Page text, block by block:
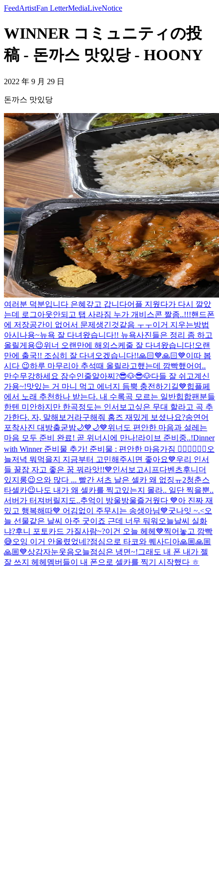
FeedArtistFan LetterMediaLiveNotice
WINNER コミュニティの投
稿 - 돈까스 맛있당 - HOONY
2022 年 9 月 29 日
돈까스 맛있당
여러분 덕분입니다 은혜갚고 갑니다어플 지웠다가 다시 깔았
는데 로그아웃안되고 탭 사라짐 누가 개비스콘 짤좀..!!!핸드폰
에 저장공간이 없어서 문제생긴것같음 ㅜㅜ이거 지우는방법
아시나용~뉴욕 잘 다녀왔습니다!! 뉴욕사진들은 정리 좀 하고
올릴게용😉위너 오랜만에 해외스케줄 잘 다녀왔습니다!오랜
만에 출국!! 조심히 잘 다녀오겠습니다!!🙏🏻💙🙏🏻💙이따 봅
시다 😉하루 마무리 아 추석때 올릴라고했는데 깜빡했어여..
만수무강하세요 잠수인줄알아찌?😎🐶😎🐶다들 잘 쉬고계신
가용~!맛있는 거 마니 먹고 에너지 듬뿍 충전하기길💙힙플페
에서 노래 추천하나 받는다. 내 수록곡 모르는 일반힙합팬분들
한텐 미안하지만 한곡정도는 인서보고싶은 무대 할라고 곡 추
가한다. 자, 말해보거라구해줘 홈즈 재밌게 보셨나요?송연어
포착사진 대방출굳밤🌙💙🌙💙위너도 편안한 마음과 설레는
마음 모두 준비 완료! 곧 위너시에 만나!라이브 준비중..!Dinner
with Winner 준비물 추가! 준비물 : 편안한 마음가짐 👍🏻💙👍🏻🤍 오
늘저녁 뭐먹을지 지금부터 고민해주시면 좋아요💙우리 인서
들 꿀잠 자고 좋은 꿈 꿔라앗!!💙인서보고시프다벤츠후니 더
있지롱😉으와 많다 ... 빨간 셔츠 날은 셀카 왜 없징ㅠ2청춘스
타셀카😉나도 내가 왜 셀카를 찍고있는지 몰라.. 일단 찍을뿐..
서버가 터져버릴지도..추억이 방울방울즐거웠다 💙아 진짜 재
밌고 행복해따💙 어김없이 주무시는 송생아님💙굿나잇 ~.<오
늘 선물같은 날씨 아주 굿이죠 근데 너무 둬워 오늘날씨 실화
냐?후니 포토카드 가질사람~?이건 오늘 헤헤💙찍어놓고 깜빡
😅오잉 이거 안올렸었네?점심으로 타코와 퀘사디아🙏🏼🙏🏼
🙏🏼💙상감자눈웃음오늘점심은 냉면~!그래도 내 폰 내가 젤
잘 쓰지 헤헤 멤버들이 내 폰으로 셀카를 찍기 시작했다 ㅎ